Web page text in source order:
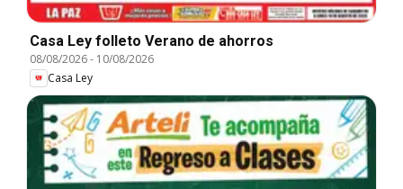
Casa Ley folleto Verano de ahorros
08/08/2026- 10/08/2026
Casa Ley